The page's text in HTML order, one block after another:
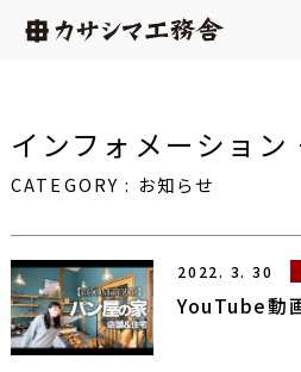
インフォメーション
CATEGORY : お知らせ
2022. 3. 30
YouTube